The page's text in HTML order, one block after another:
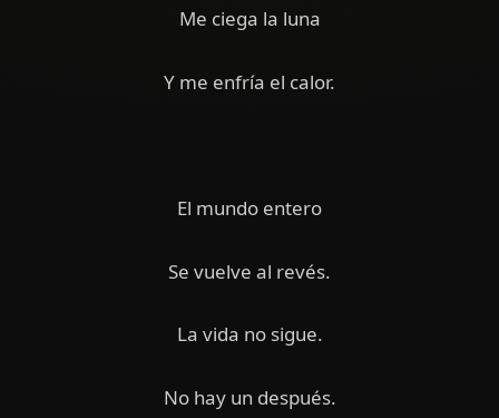
Me ciega la luna
Y me enfría el calor.
El mundo entero
Se vuelve al revés.
La vida no sigue.
No hay un después.